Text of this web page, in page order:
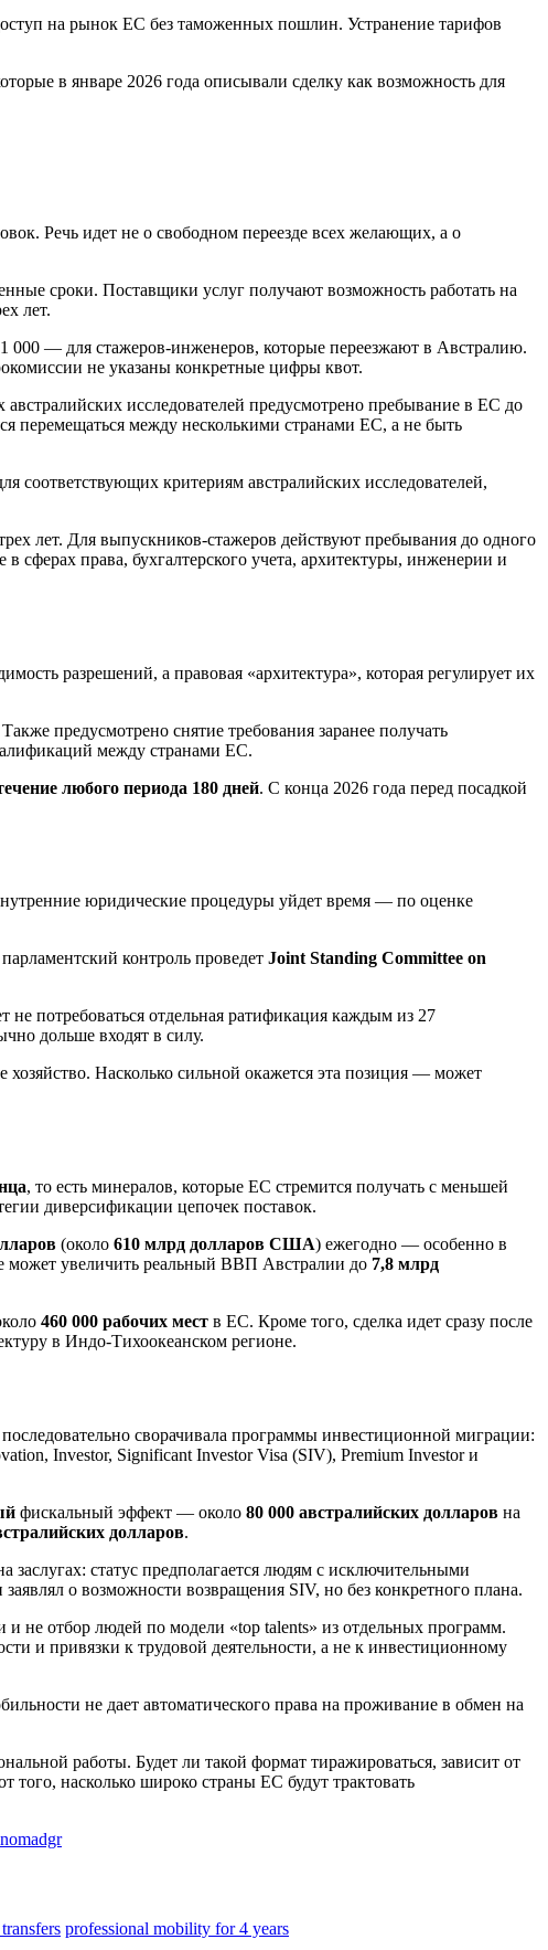
на рынок ЕС без таможенных пошлин. Устранение тарифов
в январе 2026 года описывали сделку как возможность для
Речь идет не о свободном переезде всех желающих, а о
сроки. Поставщики услуг получают возможность работать на
лет.
— для стажеров‑инженеров, которые переезжают в Австралию.
не указаны конкретные цифры квот.
исследователей предусмотрено пребывание в ЕС до
перемещаться между несколькими странами ЕС, а не быть
соответствующих критериям австралийских исследователей,
лет. Для выпускников‑стажеров действуют пребывания до одного
права, бухгалтерского учета, архитектуры, инженерии и
разрешений, а правовая «архитектура», которая регулирует их
предусмотрено снятие требования заранее получать
между странами ЕС.
любого периода 180 дней. С конца 2026 года перед посадкой
юридические процедуры уйдет время — по оценке
контроль проведет Joint Standing Committee on
не потребоваться отдельная ратификация каждым из 27
дольше входят в силу.
хозяйство. Насколько сильной окажется эта позиция — может
, то есть минералов, которые ЕС стремится получать с меньшей
диверсификации цепочек поставок.
(около 610 млрд долларов США) ежегодно — особенно в
может увеличить реальный ВВП Австралии до 7,8 млрд
460 000 рабочих мест в ЕС. Кроме того, сделка идет сразу после
в Индо‑Тихоокеанском регионе.
сворачивала программы инвестиционной миграции:
Investor, Significant Investor Visa (SIV), Premium Investor и
фискальный эффект — около 80 000 австралийских долларов на
долларов.
статус предполагается людям с исключительными
о возможности возвращения SIV, но без конкретного плана.
не отбор людей по модели «top talents» из отдельных программ.
и привязки к трудовой деятельности, а не к инвестиционному
не дает автоматического права на проживание в обмен на
работы. Будет ли такой формат тиражироваться, зависит от
насколько широко страны ЕС будут трактовать
professional mobility for 4 years